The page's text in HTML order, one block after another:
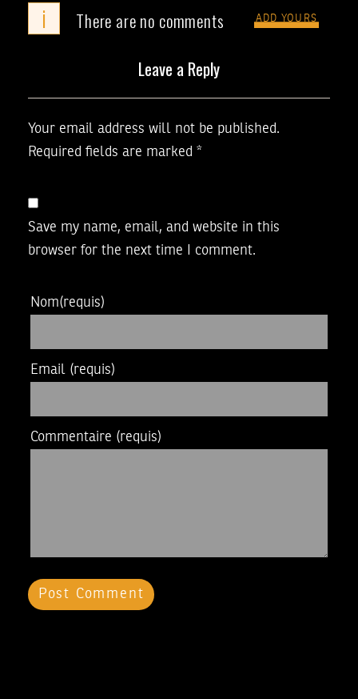
i There are no comments ADD YOURS
Leave a Reply
Your email address will not be published.
Required fields are marked *
Save my name, email, and website in this
browser for the next time I comment.
Nom(requis)
Email (requis)
Commentaire (requis)